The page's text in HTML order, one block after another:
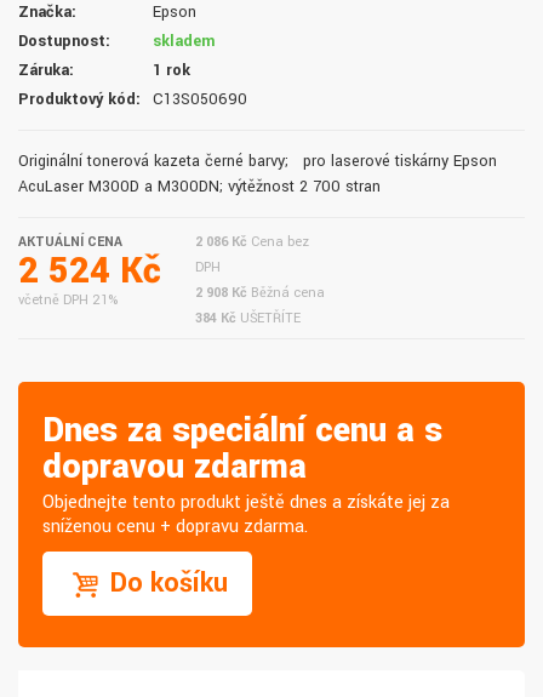
Značka:
Epson
Dostupnost:
skladem
Záruka:
1 rok
Produktový kód:
C13S050690
Originální tonerová kazeta černé barvy; pro laserové tiskárny Epson
AcuLaser M300D a M300DN; výtěžnost 2 700 stran
AKTUÁLNÍ CENA
2 524 Kč
včetně DPH 21%
2 086 Kč Cena bez
DPH
2 908 Kč Běžná cena
384 Kč UŠETŘÍTE
Dnes za speciální cenu a s
dopravou zdarma
Objednejte tento produkt ještě dnes a získáte jej za
sníženou cenu + dopravu zdarma.
Do košíku